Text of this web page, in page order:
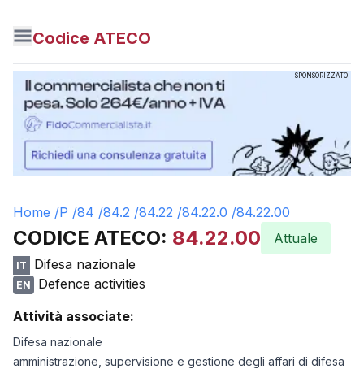
Codice ATECO
SPONSORIZZATO
Home /P /84 /84.2 /84.22 /84.22.0 /84.22.00
CODICE ATECO: 84.22.00 Attuale
IT Difesa nazionale
EN
Defence activities
Attività associate:
Difesa nazionale
amministrazione, supervisione e gestione degli affari di difesa